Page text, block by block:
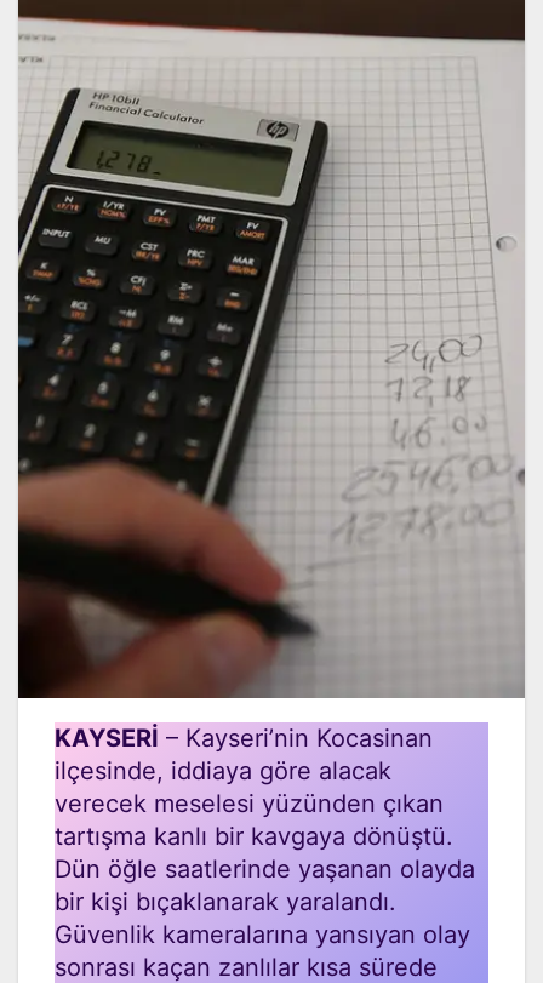
KAYSERİ – Kayseri’nin Kocasinan
ilçesinde, iddiaya göre alacak
verecek meselesi yüzünden çıkan
tartışma kanlı bir kavgaya dönüştü.
Dün öğle saatlerinde yaşanan olayda
bir kişi bıçaklanarak yaralandı.
Güvenlik kameralarına yansıyan olay
sonrası kaçan zanlılar kısa sürede